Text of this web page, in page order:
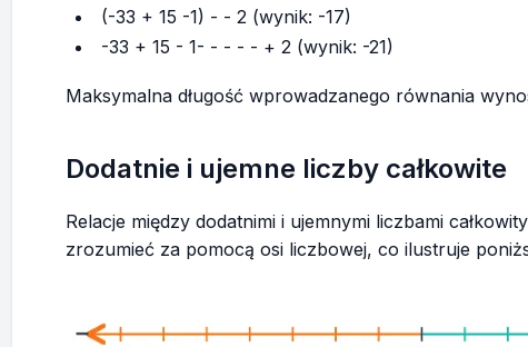
(-33 + 15 -1) - - 2 (wynik: -17)
-33 + 15 - 1- - - - - + 2 (wynik: -21)
Maksymalna długość wprowadzanego równania
Dodatnie i ujemne liczby całkowite
Relacje między dodatnimi i ujemnymi liczbami
zrozumieć za pomocą osi liczbowej, co ilustruje